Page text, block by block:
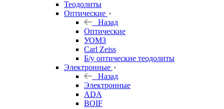
Теодолиты
Оптические
Назад
Оптические
УОМЗ
Carl Zeiss
Б/у оптические теодолиты
Электронные
Назад
Электронные
ADA
BOIF